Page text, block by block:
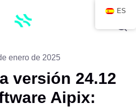
enero de 2025
versión 24.12
Aipix:
ES